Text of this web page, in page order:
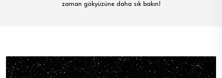
zaman gökyüzüne daha sık bakın!